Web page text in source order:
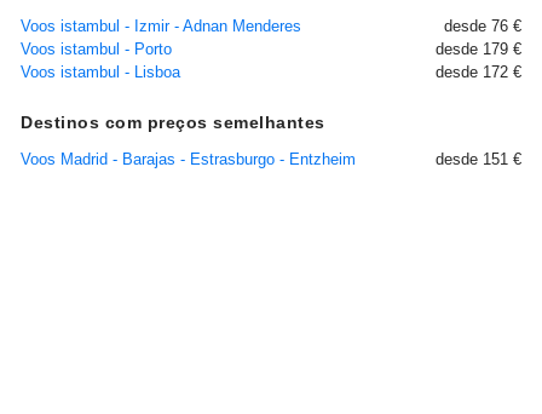
Voos istambul - Izmir - Adnan Menderes
desde 76 €
Voos istambul - Porto
desde 179 €
Voos istambul - Lisboa
desde 172 €
Destinos com preços semelhantes
Voos Madrid - Barajas - Estrasburgo - Entzheim desde 151 €